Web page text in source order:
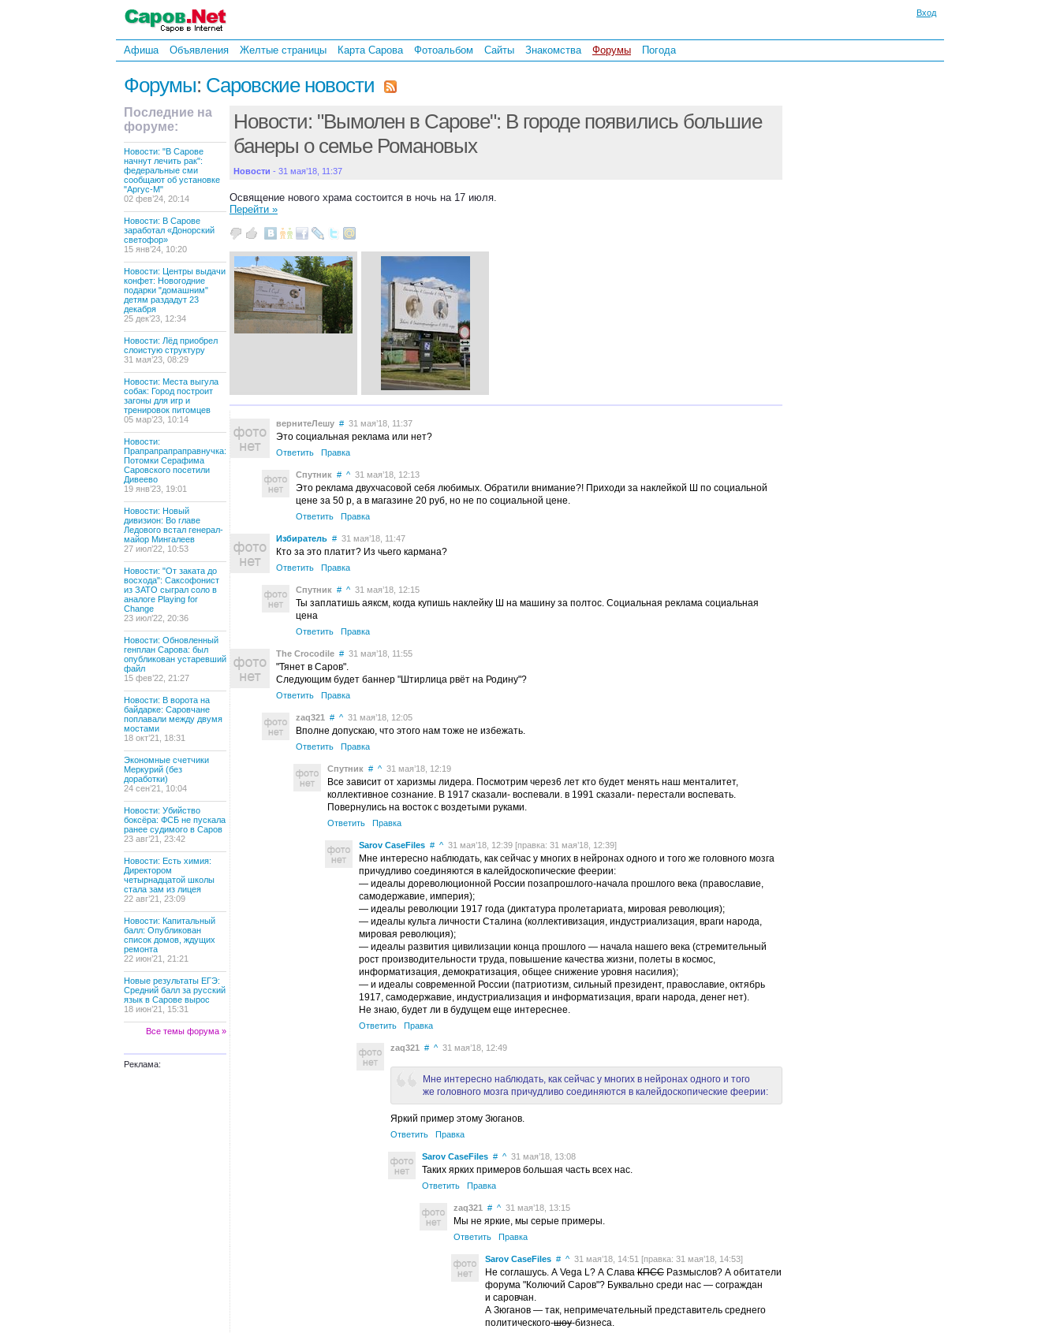
Вход
Афиша Объявления Желтые страницы Карта Сарова Фотоальбом Сайты Знакомства Форумы Погода
Форумы: Саровские новости
Последние на
форуме:
Новости: "В Сарове
начнут лечить рак":
федеральные сми
сообщают об установке
"Аргус-М"
02 фев’24, 20:14
Новости: В Сарове
заработал «Донорский
светофор»
15 янв’24, 10:20
Новости: Центры выдачи
конфет: Новогодние
подарки "домашним"
детям раздадут 23
декабря
25 дек’23, 12:34
Новости: Лёд приобрел
слоистую структуру
31 мая’23, 08:29
Новости: Места выгула
собак: Город построит
загоны для игр и
тренировок питомцев
05 мар’23, 10:14
Новости:
Прапрапрапраправнучка:
Потомки Серафима
Саровского посетили
Дивеево
19 янв’23, 19:01
Новости: Новый
дивизион: Во главе
Ледового встал генерал-
майор Мингалеев
27 июл’22, 10:53
Новости: "От заката до
восхода": Саксофонист
из ЗАТО сыграл соло в
аналоге Playing for
Change
23 июл’22, 20:36
Новости: Обновленный
генплан Сарова: был
опубликован устаревший
файл
15 фев’22, 21:27
Новости: В ворота на
байдарке: Саровчане
поплавали между двумя
мостами
18 окт’21, 18:31
Экономные счетчики
Меркурий (без
доработки)
24 сен’21, 10:04
Новости: Убийство
боксёра: ФСБ не пускала
ранее судимого в Саров
23 авг’21, 23:42
Новости: Есть химия:
Директором
четырнадцатой школы
стала зам из лицея
22 авг’21, 23:09
Новости: Капитальный
балл: Опубликован
список домов, ждущих
ремонта
22 июн’21, 21:21
Новые результаты ЕГЭ:
Средний балл за русский
язык в Сарове вырос
18 июн’21, 15:31
Все темы форума »
Реклама:
Новости: "Вымолен в Сарове": В городе появились большие
банеры о семье Романовых
Новости - 31 мая’18, 11:37
Освящение нового храма состоится в ночь на 17 июля.
Перейти »
вернитеЛешу # 31 мая’18, 11:37
Это социальная реклама или нет?
Ответить Правка
Спутник # ^ 31 мая’18, 12:13
Это реклама двухчасовой себя любимых. Обратили внимание?! Приходи за наклейкой Ш по социальной
цене за 50 р, а в магазине 20 руб, но не по социальной цене.
Ответить Правка
Избиратель # 31 мая’18, 11:47
Кто за это платит? Из чьего кармана?
Ответить Правка
Спутник # ^ 31 мая’18, 12:15
Ты заплатишь аяксм, когда купишь наклейку Ш на машину за полтос. Социальная реклама социальная
цена
Ответить Правка
The Crocodile # 31 мая’18, 11:55
"Тянет в Саров".
Следующим будет баннер "Штирлица рвёт на Родину"?
Ответить Правка
zaq321 # ^ 31 мая’18, 12:05
Вполне допускаю, что этого нам тоже не избежать.
Ответить Правка
Спутник # ^ 31 мая’18, 12:19
Все зависит от харизмы лидера. Посмотрим через6 лет кто будет менять наш менталитет,
коллективное сознание. В 1917 сказали- воспевали. в 1991 сказали- перестали воспевать.
Повернулись на восток с воздетыми руками.
Ответить Правка
Sarov CaseFiles # ^ 31 мая’18, 12:39 [правка: 31 мая’18, 12:39]
Мне интересно наблюдать, как сейчас у многих в нейронах одного и того же головного мозга
причудливо соединяются в калейдоскопические феерии:
— идеалы дореволюционной России позапрошлого-начала прошлого века (православие,
самодержавие, империя);
— идеалы революции 1917 года (диктатура пролетариата, мировая революция);
— идеалы культа личности Сталина (коллективизация, индустриализация, враги народа,
мировая революция);
— идеалы развития цивилизации конца прошлого — начала нашего века (стремительный
рост производительности труда, повышение качества жизни, полеты в космос,
информатизация, демократизация, общее снижение уровня насилия);
— и идеалы современной России (патриотизм, сильный президент, православие, октябрь
1917, самодержавие, индустриализация и информатизация, враги народа, денег нет).
Не знаю, будет ли в будущем еще интереснее.
Ответить Правка
zaq321 # ^ 31 мая’18, 12:49
Мне интересно наблюдать, как сейчас у многих в нейронах одного и того
же головного мозга причудливо соединяются в калейдоскопические феерии:
Яркий пример этому Зюганов.
Ответить Правка
Sarov CaseFiles # ^ 31 мая’18, 13:08
Таких ярких примеров большая часть всех нас.
Ответить Правка
zaq321 # ^ 31 мая’18, 13:15
Мы не яркие, мы серые примеры.
Ответить Правка
Sarov CaseFiles # ^ 31 мая’18, 14:51 [правка: 31 мая’18, 14:53]
Не соглашусь. А Vega L? А Слава КПСС Размыслов? А обитатели
форума "Колючий Саров"? Буквально среди нас — сограждан
и саровчан.
А Зюганов — так, непримечательный представитель среднего
политического-шоу-бизнеса.